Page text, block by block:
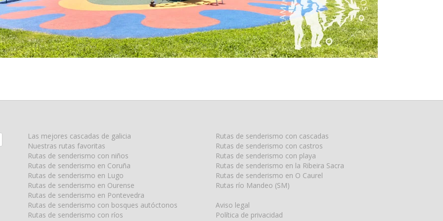
Las mejores cascadas de galicia
Nuestras rutas favoritas
Rutas de senderismo con niños
Rutas de senderismo en Coruña
Rutas de senderismo en Lugo
Rutas de senderismo en Ourense
Rutas de senderismo en Pontevedra
Rutas de senderismo con bosques autóctonos
Rutas de senderismo con ríos
Rutas de senderismo con cascadas
Rutas de senderismo con castros
Rutas de senderismo con playa
Rutas de senderismo en la Ribeira Sacra
Rutas de senderismo en O Caurel
Rutas río Mandeo (SM)
Aviso legal
Política de privacidad